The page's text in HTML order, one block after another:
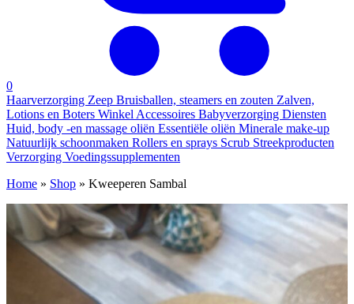
0
Haarverzorging Zeep Bruisballen, steamers en zouten Zalven,
Lotions en Boters Winkel Accessoires Babyverzorging Diensten
Huid, body -en massage oliën Essentiële oliën Minerale make-up
Natuurlijk schoonmaken Rollers en sprays Scrub Streekproducten
Verzorging Voedingssupplementen
Home » Shop » Kweeperen Sambal